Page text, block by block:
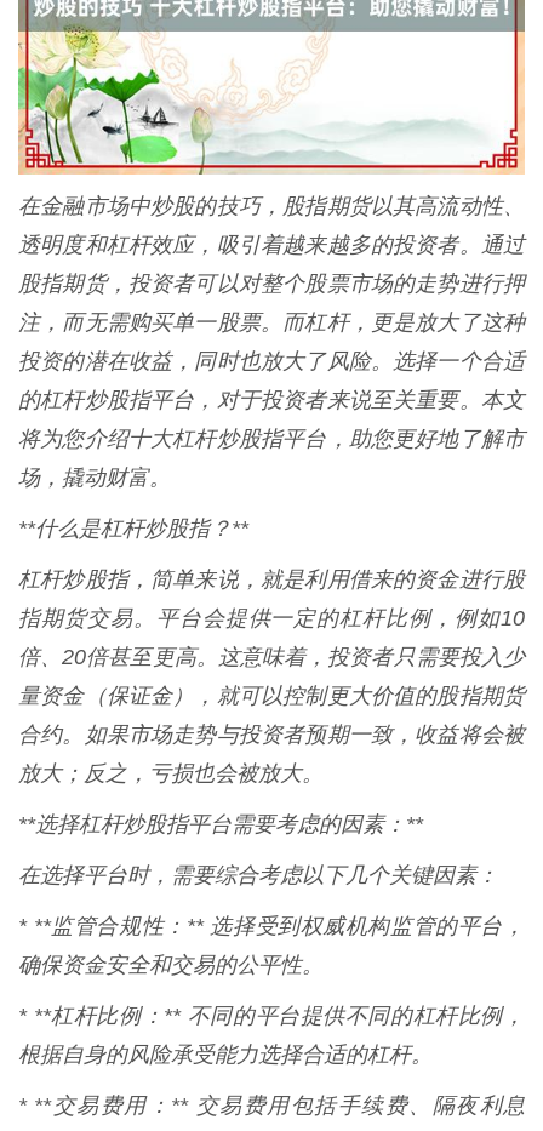
在金融市场中炒股的技巧，股指期货以其高流动性、
透明度和杠杆效应，吸引着越来越多的投资者。通过
股指期货，投资者可以对整个股票市场的走势进行押
注，而无需购买单一股票。而杠杆，更是放大了这种
投资的潜在收益，同时也放大了风险。选择一个合适
的杠杆炒股指平台，对于投资者来说至关重要。本文
将为您介绍十大杠杆炒股指平台，助您更好地了解市
场，撬动财富。
**什么是杠杆炒股指？**
杠杆炒股指，简单来说，就是利用借来的资金进行股
指期货交易。平台会提供一定的杠杆比例，例如10
倍、20倍甚至更高。这意味着，投资者只需要投入少
量资金（保证金），就可以控制更大价值的股指期货
合约。如果市场走势与投资者预期一致，收益将会被
放大；反之，亏损也会被放大。
**选择杠杆炒股指平台需要考虑的因素：**
在选择平台时，需要综合考虑以下几个关键因素：
* **监管合规性：** 选择受到权威机构监管的平台，
确保资金安全和交易的公平性。
* **杠杆比例：** 不同的平台提供不同的杠杆比例，
根据自身的风险承受能力选择合适的杠杆。
* **交易费用：** 交易费用包括手续费、隔夜利息